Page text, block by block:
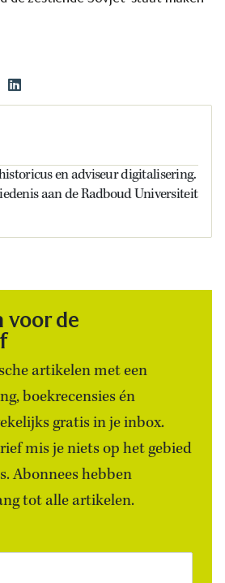
en adviseur digitalisering.
aan de Radboud Universiteit
voor de
artikelen met een
boekrecensies én
gratis in je inbox.
mis je niets op het gebied
Abonnees hebben
tot alle artikelen.